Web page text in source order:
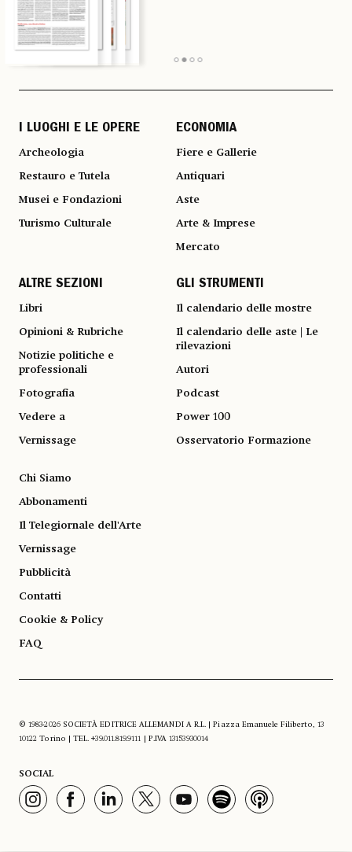
I LUOGHI E LE OPERE
Archeologia
Restauro e Tutela
Musei e Fondazioni
Turismo Culturale
ECONOMIA
Fiere e Gallerie
Antiquari
Aste
Arte & Imprese
Mercato
ALTRE SEZIONI
Libri
Opinioni & Rubriche
Notizie politiche e
professionali
Fotografia
Vedere a
Vernissage
GLI STRUMENTI
Il calendario delle mostre
Il calendario delle aste | Le
rilevazioni
Autori
Podcast
Power 100
Osservatorio Formazione
Chi Siamo
Abbonamenti
Il Telegiornale dell'Arte
Vernissage
Pubblicità
Contatti
Cookie & Policy
FAQ
© 1983-2026 SOCIETÀ EDITRICE ALLEMANDI A R.L. | Piazza Emanuele Filiberto, 13
10122 Torino | TEL. +39.011.819.9111 | P.IVA 13153930014
SOCIAL